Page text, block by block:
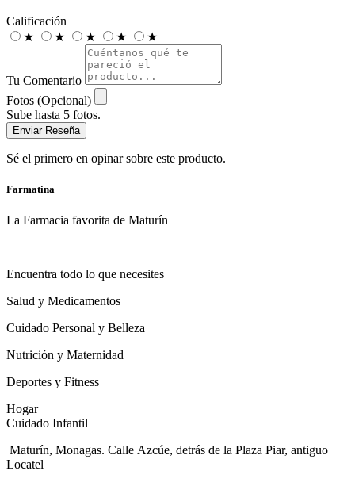
Calificación
★
★ ★ ★ ★
Tu Comentario
Fotos (Opcional)
Sube hasta 5 fotos.
Enviar Reseña
Sé el primero en opinar sobre este producto.
Farmatina
La Farmacia favorita de Maturín
Encuentra todo lo que necesites
Salud y Medicamentos
Cuidado Personal y Belleza
Nutrición y Maternidad
Deportes y Fitness
Hogar
Cuidado Infantil
Maturín, Monagas. Calle Azcúe, detrás de la Plaza Piar, antiguo
Locatel